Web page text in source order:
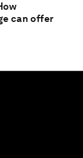
can offer